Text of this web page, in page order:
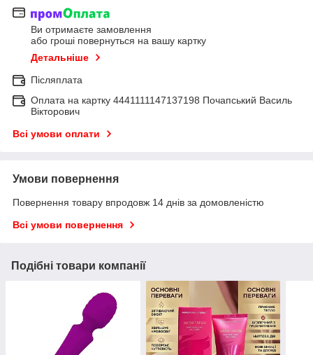
Ви отримаєте замовлення
або гроші повернуться на вашу картку
Детальніше
Післяплата
Оплата на картку 4441111147137198 Почапський Василь
Вікторович
Всі умови оплати
Умови повернення
Повернення товару впродовж 14 днів за домовленістю
Всі умови повернення
Подібні товари компанії